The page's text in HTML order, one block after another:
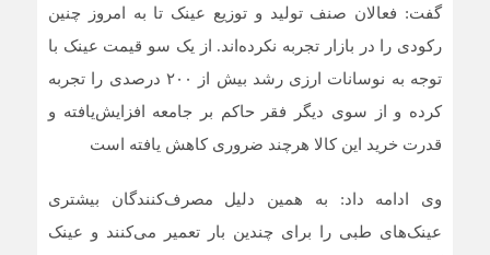
گفت: فعالان صنف تولید و توزیع عینک تا به امروز چنین
رکودی را در بازار تجربه نکرده‌اند. از یک ‌سو قیمت عینک با
توجه به نوسانات ارزی رشد بیش از ۲۰۰ درصدی را تجربه
کرده و از سوی دیگر فقر حاکم بر جامعه افزایش‌یافته و
قدرت خرید این کالا هرچند ضروری کاهش یافته است
وی ادامه داد: به همین دلیل مصرف‌کنندگان بیشتری
عینک‌های طبی را برای چندین بار تعمیر می‌کنند و عینک